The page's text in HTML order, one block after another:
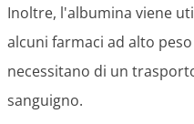
Inoltre, l'albumina viene
alcuni farmaci ad alto
necessitano di un
sanguigno.